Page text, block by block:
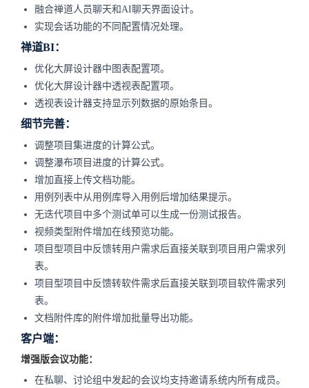
融合禅道人员聊天和AI聊天界面设计。
实现会话功能的不同配置情况处理。
禅道BI：
优化大屏设计器中图表配置项。
优化大屏设计器中透视表配置项。
透视表设计器支持显示列数据的原始条目。
细节完善：
调整项目集进度的计算公式。
调整瀑布项目进度的计算公式。
增加直接上传文档功能。
用例列表中从用例库导入用例后增加结果提示。
无迭代项目中多个测试单可以生成一份测试报告。
视频类型附件增加在线预览功能。
项目型项目中反馈转用户需求后直接关联到项目用户需求列
表。
项目型项目中反馈转软件需求后直接关联到项目软件需求列
表。
文档附件库的附件增加批量导出功能。
客户端：
增强版会议功能：
在私聊、讨论组中发起的会议均支持邀请系统内所有成员。